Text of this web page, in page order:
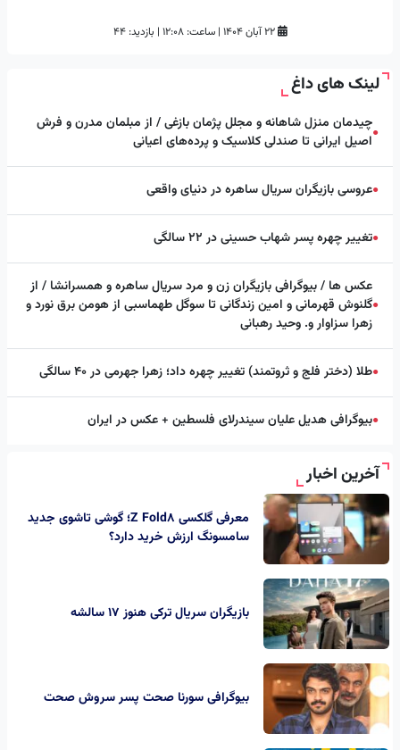
۲۲ آبان ۱۴۰۴ | ساعت: ۱۲:۰۸ | بازدید: 44
لینک های داغ
●چیدمان منزل شاهانه و مجلل پژمان بازغی / از مبلمان مدرن و فرش
اصیل ایرانی تا صندلی کلاسیک و پرده‌های اعیانی
●عروسی بازیگران سریال ساهره در دنیای واقعی
●تغییر چهره پسر شهاب حسینی در ۲۲ سالگی
●
عکس ها / بیوگرافی بازیگران زن و مرد سریال ساهره و همسرانشا / از
گلنوش قهرمانی و امین زندگانی تا سوگل طهماسبی از هومن برق نورد و
زهرا سزاوار و. وحید رهبانی
●طلا (دختر فلج و ثروتمند) تغییر چهره داد؛ زهرا جهرمی در ۴۰ سالگی
●بیوگرافی هدیل علیان سیندرلای فلسطین + عکس در ایران
آخرین اخبار
معرفی گلکسی Z Fold8؛ گوشی تاشوی جدید
سامسونگ ارزش خرید دارد؟
بازیگران سریال ترکی هنوز ۱۷ سالشه
بیوگرافی سورنا صحت پسر سروش صحت